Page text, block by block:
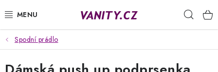
na
KABELKY
SPODNÍ PRÁDLO
Spodní prádlo